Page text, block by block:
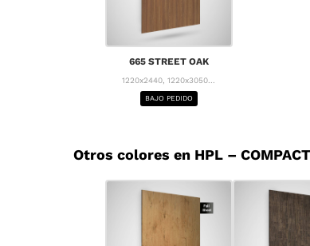
665 STREET OAK
1220x2440, 1220x3050...
BAJO PEDIDO
Otros colores en HPL –